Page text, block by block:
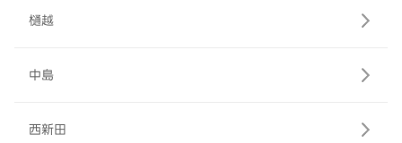
樋越
中島
西新田